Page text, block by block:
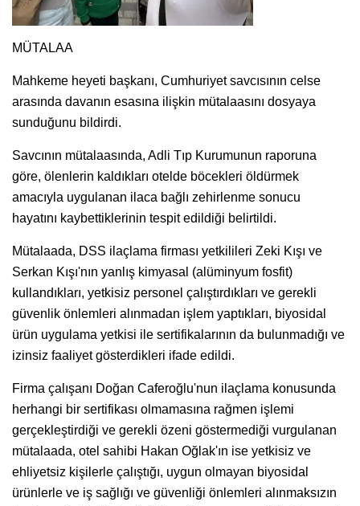
MÜTALAA
Mahkeme heyeti başkanı, Cumhuriyet savcısının celse
arasında davanın esasına ilişkin mütalaasını dosyaya
sunduğunu bildirdi.
Savcının mütalaasında, Adli Tıp Kurumunun raporuna
göre, ölenlerin kaldıkları otelde böcekleri öldürmek
amacıyla uygulanan ilaca bağlı zehirlenme sonucu
hayatını kaybettiklerinin tespit edildiği belirtildi.
Mütalaada, DSS ilaçlama firması yetkilileri Zeki Kışı ve
Serkan Kışı'nın yanlış kimyasal (alüminyum fosfit)
kullandıkları, yetkisiz personel çalıştırdıkları ve gerekli
güvenlik önlemleri alınmadan işlem yaptıkları, biyosidal
ürün uygulama yetkisi ile sertifikalarının da bulunmadığı ve
izinsiz faaliyet gösterdikleri ifade edildi.
Firma çalışanı Doğan Caferoğlu'nun ilaçlama konusunda
herhangi bir sertifikası olmamasına rağmen işlemi
gerçekleştirdiği ve gerekli özeni göstermediği vurgulanan
mütalaada, otel sahibi Hakan Oğlak'ın ise yetkisiz ve
ehliyetsiz kişilerle çalıştığı, uygun olmayan biyosidal
ürünlerle ve iş sağlığı ve güvenliği önlemleri alınmaksızın